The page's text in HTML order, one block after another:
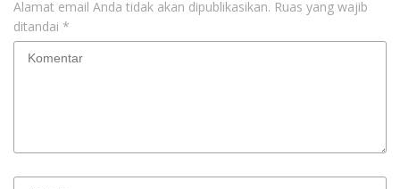
Alamat email Anda tidak akan dipublikasikan. Ruas yang wajib
ditandai *